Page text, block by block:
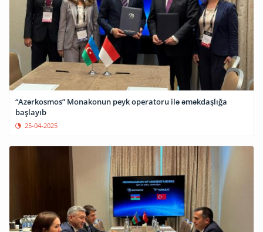
“Azərkosmos” Monakonun peyk operatoru ilə əməkdaşlığa
başlayıb
25-04-2025